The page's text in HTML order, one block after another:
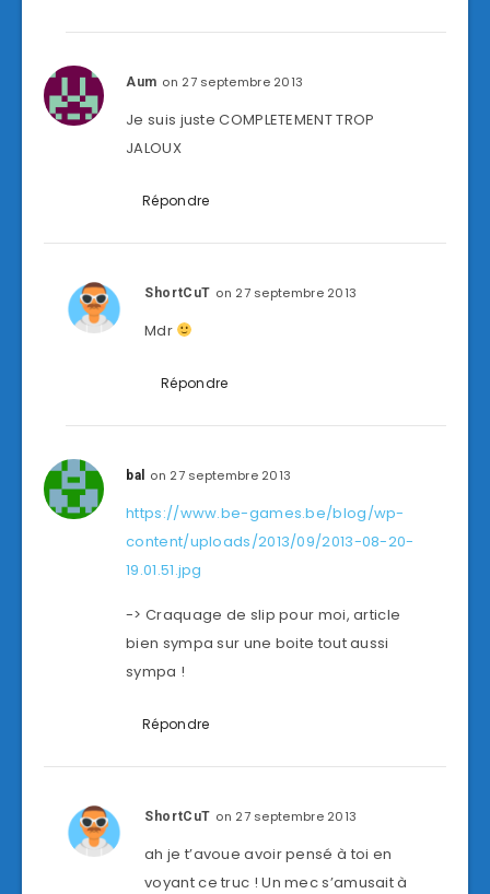
Aum on 27 septembre 2013
Je suis juste COMPLETEMENT TROP
JALOUX
Répondre
ShortCuT on 27 septembre 2013
Mdr
Répondre
bal on 27 septembre 2013
https://www.be-games.be/blog/wp-
content/uploads/2013/09/2013-08-20-
19.01.51.jpg
-> Craquage de slip pour moi, article
bien sympa sur une boite tout aussi
sympa !
Répondre
ShortCuT on 27 septembre 2013
ah je t’avoue avoir pensé à toi en
voyant ce truc ! Un mec s’amusait à